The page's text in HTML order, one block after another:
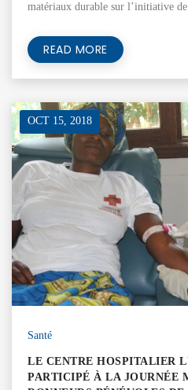
matériaux durable sur l’initiative
READ MORE
OCT 15, 2018
Santé
LE CENTRE HOSPITALIER
PARTICIPÉ À LA JOURNÉE